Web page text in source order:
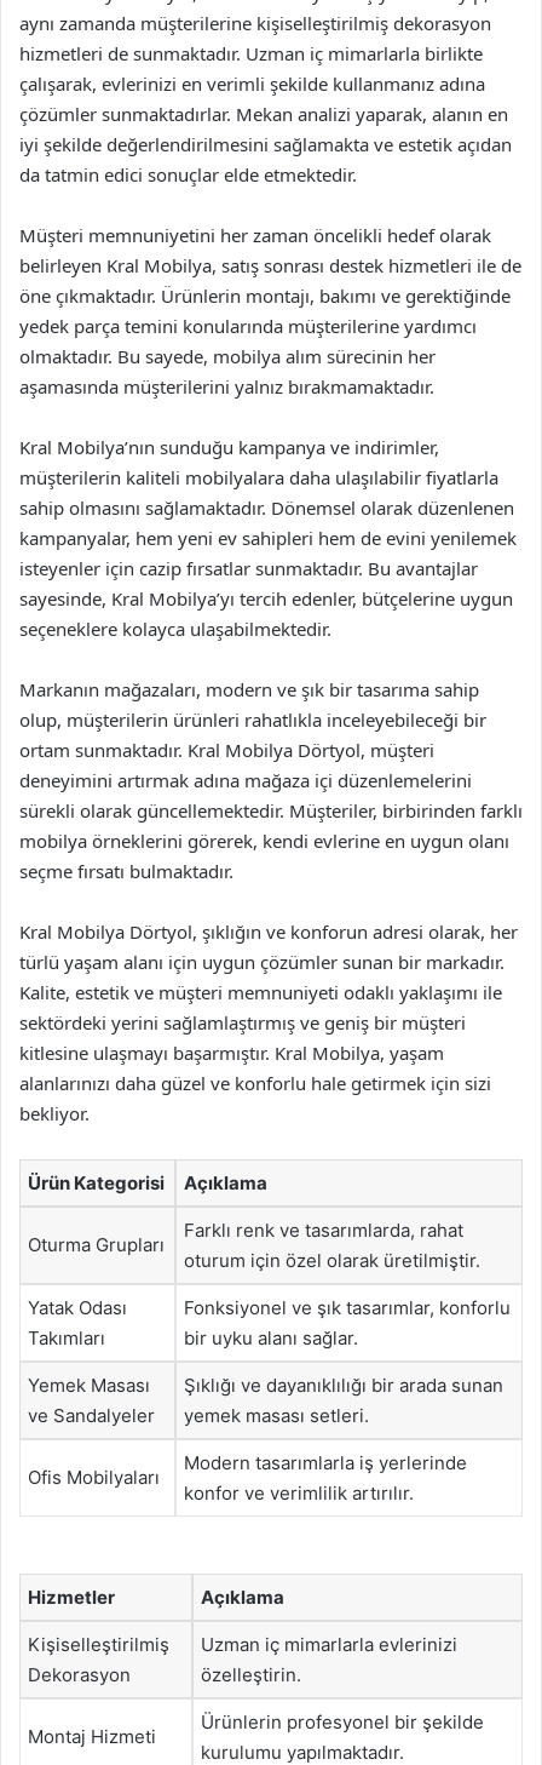
aynı zamanda müşterilerine kişiselleştirilmiş dekorasyon
hizmetleri de sunmaktadır. Uzman iç mimarlarla birlikte
çalışarak, evlerinizi en verimli şekilde kullanmanız adına
çözümler sunmaktadırlar. Mekan analizi yaparak, alanın en
iyi şekilde değerlendirilmesini sağlamakta ve estetik açıdan
da tatmin edici sonuçlar elde etmektedir.
Müşteri memnuniyetini her zaman öncelikli hedef olarak
belirleyen Kral Mobilya, satış sonrası destek hizmetleri ile de
öne çıkmaktadır. Ürünlerin montajı, bakımı ve gerektiğinde
yedek parça temini konularında müşterilerine yardımcı
olmaktadır. Bu sayede, mobilya alım sürecinin her
aşamasında müşterilerini yalnız bırakmamaktadır.
Kral Mobilya’nın sunduğu kampanya ve indirimler,
müşterilerin kaliteli mobilyalara daha ulaşılabilir fiyatlarla
sahip olmasını sağlamaktadır. Dönemsel olarak düzenlenen
kampanyalar, hem yeni ev sahipleri hem de evini yenilemek
isteyenler için cazip fırsatlar sunmaktadır. Bu avantajlar
sayesinde, Kral Mobilya’yı tercih edenler, bütçelerine uygun
seçeneklere kolayca ulaşabilmektedir.
Markanın mağazaları, modern ve şık bir tasarıma sahip
olup, müşterilerin ürünleri rahatlıkla inceleyebileceği bir
ortam sunmaktadır. Kral Mobilya Dörtyol, müşteri
deneyimini artırmak adına mağaza içi düzenlemelerini
sürekli olarak güncellemektedir. Müşteriler, birbirinden farklı
mobilya örneklerini görerek, kendi evlerine en uygun olanı
seçme fırsatı bulmaktadır.
Kral Mobilya Dörtyol, şıklığın ve konforun adresi olarak, her
türlü yaşam alanı için uygun çözümler sunan bir markadır.
Kalite, estetik ve müşteri memnuniyeti odaklı yaklaşımı ile
sektördeki yerini sağlamlaştırmış ve geniş bir müşteri
kitlesine ulaşmayı başarmıştır. Kral Mobilya, yaşam
alanlarınızı daha güzel ve konforlu hale getirmek için sizi
bekliyor.
Ürün Kategorisi Açıklama
Oturma Grupları
Farklı renk ve tasarımlarda, rahat
oturum için özel olarak üretilmiştir.
Yatak Odası
Takımları
Fonksiyonel ve şık tasarımlar, konforlu
bir uyku alanı sağlar.
Yemek Masası
ve Sandalyeler
Şıklığı ve dayanıklılığı bir arada sunan
yemek masası setleri.
Ofis Mobilyaları
Modern tasarımlarla iş yerlerinde
konfor ve verimlilik artırılır.
Hizmetler Açıklama
Kişiselleştirilmiş
Dekorasyon
Uzman iç mimarlarla evlerinizi
özelleştirin.
Montaj Hizmeti
Ürünlerin profesyonel bir şekilde
kurulumu yapılmaktadır.